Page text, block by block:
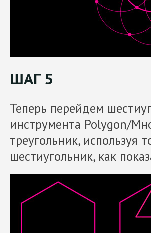
ШАГ 5
Теперь перейдем
инструмента Polygon/
треугольник, используя
шестиугольник, как